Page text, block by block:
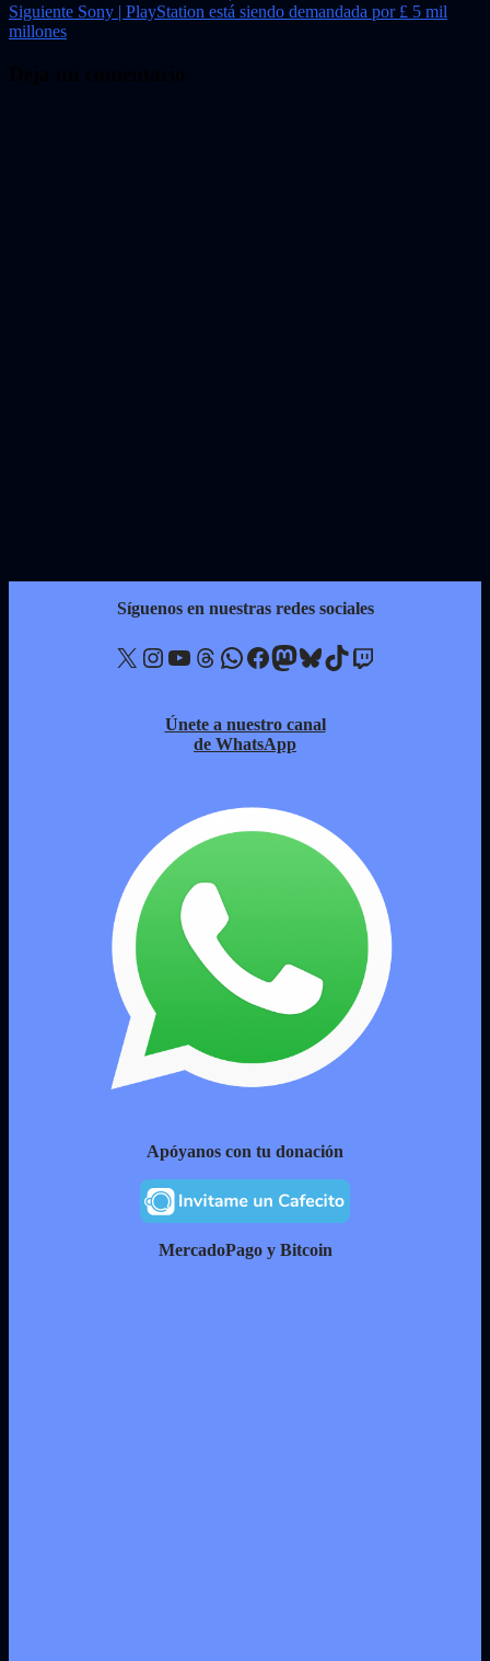
de
Siguiente Sony | PlayStation está siendo demandada por £ 5 mil
millones
Síguenos en nuestras redes sociales
X Instagram YouTube Threads WhatsApp Facebook Mastodon Bluesky TikTok Twitch
Únete a nuestro canal
de WhatsApp
Apóyanos con tu donación
MercadoPago y Bitcoin